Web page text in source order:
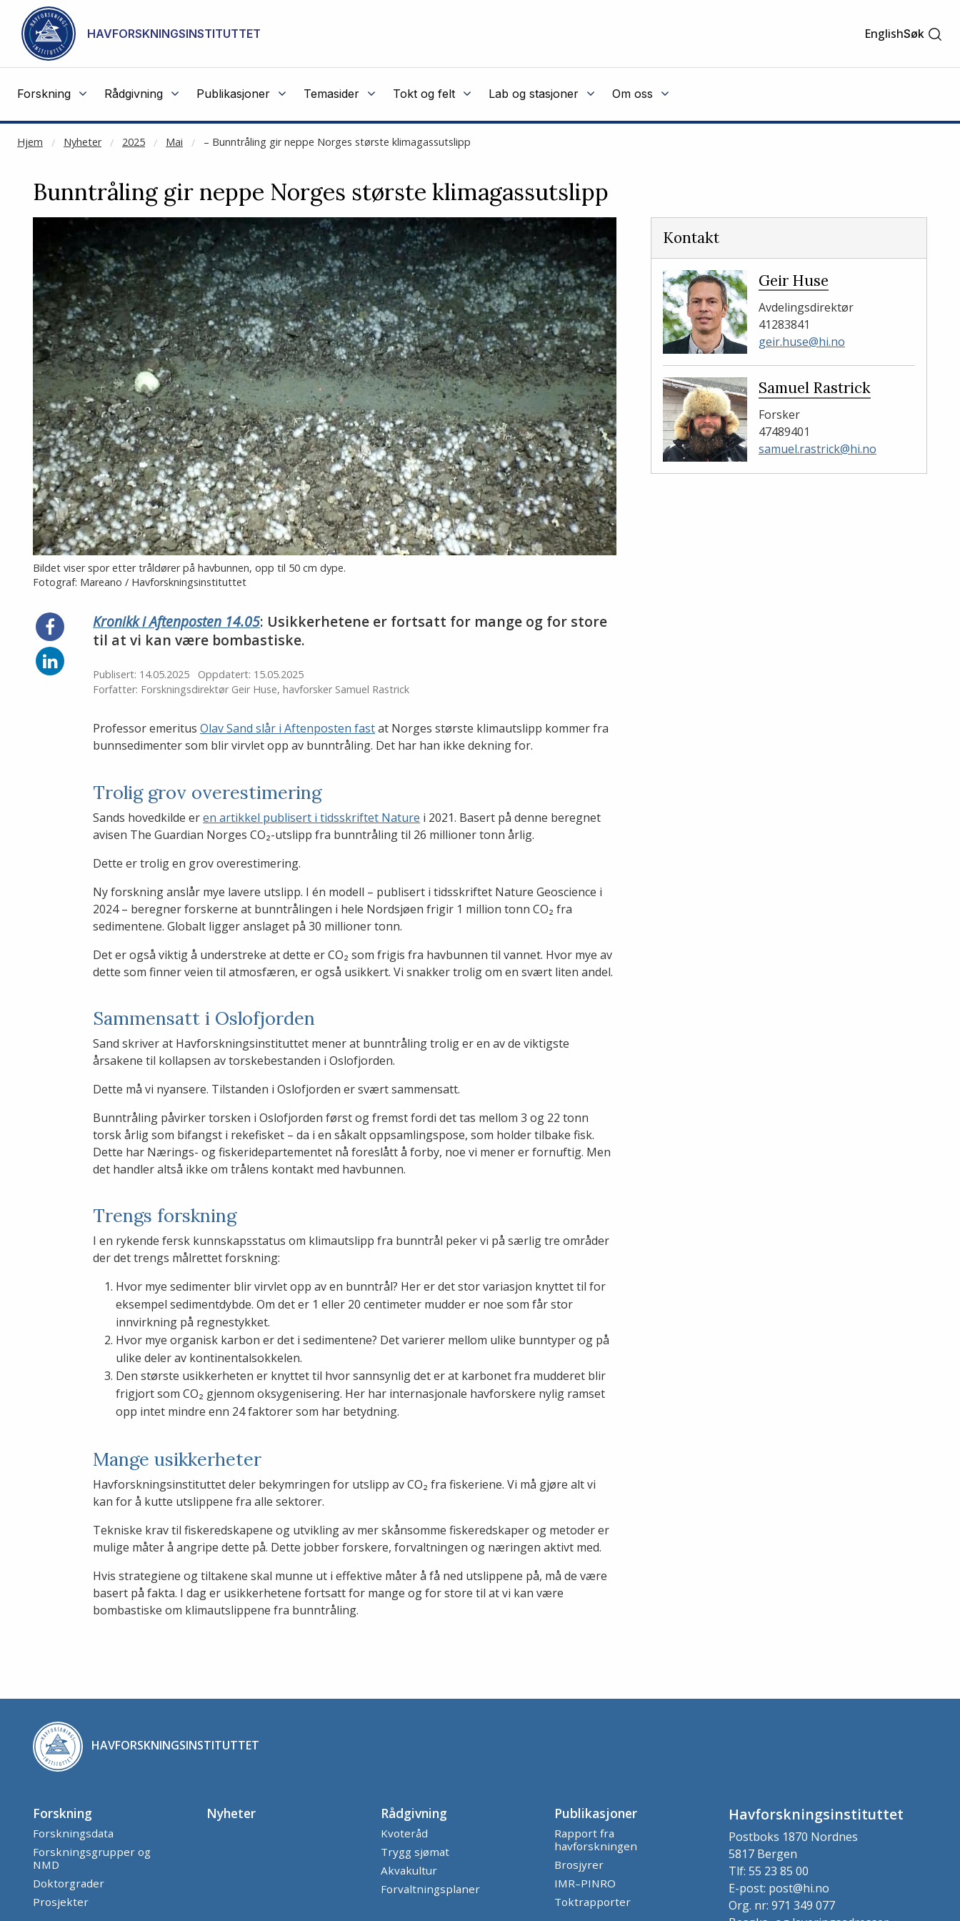
Gå til hovedinnhold
HAVFORSKNINGSINSTITUTTET EnglishSøk
Forskning Rådgivning Publikasjoner Temasider Tokt og felt Lab og stasjoner Om oss
Hjem Nyheter 2025 Mai – Bunntråling gir neppe Norges største klimagassutslipp
NOT CACHED
Bunntråling gir neppe Norges største klimagassutslipp
Bildet viser spor etter tråldører på havbunnen, opp til 50 cm dype.
Fotograf: Mareano / Havforskningsinstituttet
Kronikk i Aftenposten 14.05: Usikkerhetene er fortsatt for mange og for store
til at vi kan være bombastiske.
Publisert: 14.05.2025
Oppdatert: 15.05.2025
Forfatter: Forskningsdirektør Geir Huse, havforsker Samuel Rastrick
Professor emeritusOlav Sand slår i Aftenposten fastat Norges største klimautslipp kommer fra
bunnsedimenter som blir virvlet opp av bunntråling. Det har han ikke dekning for.
Trolig grov overestimering
Sands hovedkilde eren artikkel publisert i tidsskriftet Nature i 2021. Basert på denne beregnet
avisen The Guardian Norges CO₂-utslipp fra bunntråling til 26 millioner tonn årlig.
Dette er trolig en grov overestimering.
Ny forskning anslår mye lavere utslipp. I én modell – publisert i tidsskriftet Nature Geoscience i
2024 – beregner forskerne at bunntrålingen i hele Nordsjøen frigir 1 million tonn CO₂ fra
sedimentene. Globalt ligger anslaget på 30 millioner tonn.
Det er også viktig å understreke at dette er CO₂ som frigis fra havbunnen til vannet. Hvor mye av
dette som finner veien til atmosfæren, er også usikkert. Vi snakker trolig om en svært liten andel.
Sammensatt i Oslofjorden
Sand skriver at Havforskningsinstituttet mener at bunntråling trolig er en av de viktigste
årsakene til kollapsen av torskebestanden i Oslofjorden.
Dette må vi nyansere. Tilstanden i Oslofjorden er svært sammensatt.
Bunntråling påvirker torsken i Oslofjorden først og fremst fordi det tas mellom 3 og 22 tonn
torsk årlig som bifangst i rekefisket – da i en såkalt oppsamlingspose, som holder tilbake fisk.
Dette har Nærings- og fiskeridepartementet nå foreslått å forby, noe vi mener er fornuftig. Men
det handler altså ikke om trålens kontakt med havbunnen.
Trengs forskning
I en rykende fersk kunnskapsstatus om klimautslipp fra bunntrål peker vi på særlig tre områder
der det trengs målrettet forskning:
Hvor mye sedimenter blir virvlet opp av en bunntrål? Her er det stor variasjon knyttet til for
eksempel sedimentdybde. Om det er 1 eller 20 centimeter mudder er noe som får stor
innvirkning på regnestykket.
Hvor mye organisk karbon er det i sedimentene? Det varierer mellom ulike bunntyper og på
ulike deler av kontinentalsokkelen.
Den største usikkerheten er knyttet til hvor sannsynlig det er at karbonet fra mudderet blir
frigjort som CO₂ gjennom oksygenisering. Her har internasjonale havforskere nylig ramset
opp intet mindre enn 24 faktorer som har betydning.
Mange usikkerheter
Havforskningsinstituttet deler bekymringen for utslipp av CO₂ fra fiskeriene. Vi må gjøre alt vi
kan for å kutte utslippene fra alle sektorer.
Tekniske krav til fiskeredskapene og utvikling av mer skånsomme fiskeredskaper og metoder er
mulige måter å angripe dette på. Dette jobber forskere, forvaltningen og næringen aktivt med.
Hvis strategiene og tiltakene skal munne ut i effektive måter å få ned utslippene på, må de være
basert på fakta. I dag er usikkerhetene fortsatt for mange og for store til at vi kan være
bombastiske om klimautslippene fra bunntråling.
Del
på
Facebook
Del
på
LinkedIn
Kontakt
Geir Huse
Avdelingsdirektør
41283841
geir.huse@hi.no
Samuel Rastrick
Forsker
47489401
samuel.rastrick@hi.no
HAVFORSKNINGSINSTITUTTET
Forskning
Forskningsdata
Forskningsgrupper og
NMD
Doktorgrader
Prosjekter
Nyheter Rådgivning
Kvoteråd
Trygg sjømat
Akvakultur
Forvaltningsplaner
Publikasjoner
Rapport fra
havforskningen
Brosjyrer
IMR–PINRO
Toktrapporter
Havforskningsinstituttet
Postboks 1870 Nordnes
5817 Bergen
Tlf: 55 23 85 00
E-post: post@hi.no
Org. nr: 971 349 077